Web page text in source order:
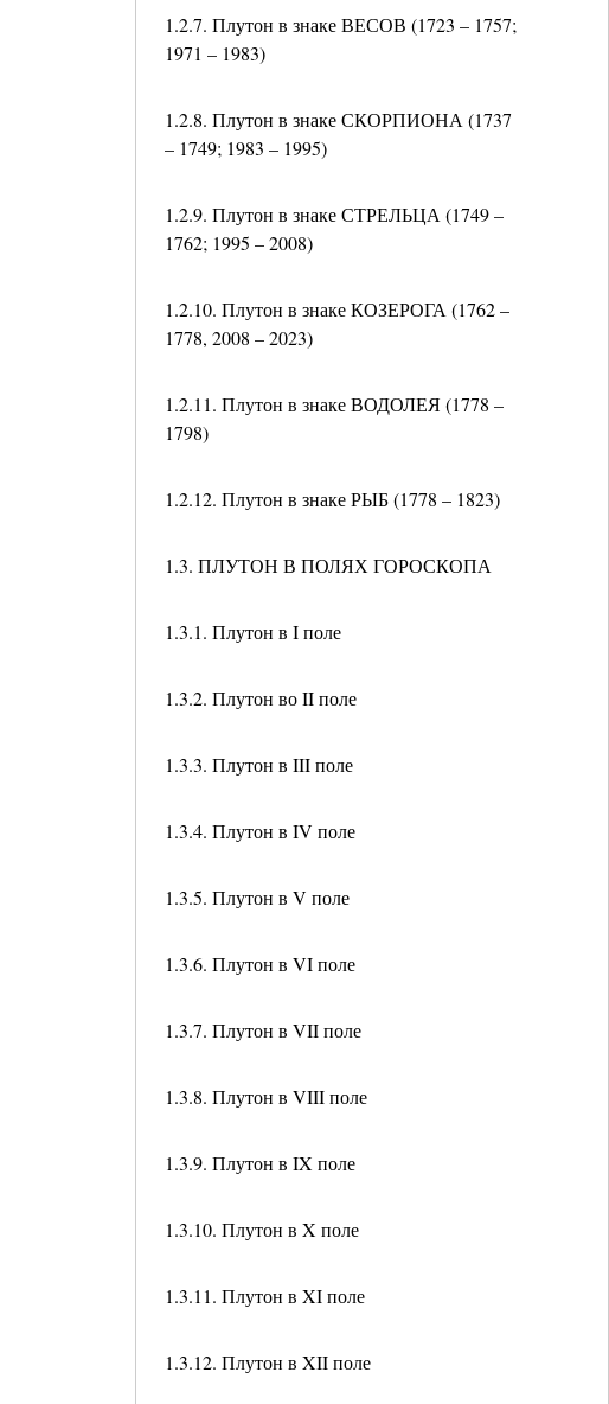
1.2.7. Плутон в знаке ВЕСОВ (1723 – 1757;
1971 – 1983)
1.2.8. Плутон в знаке СКОРПИОНА (1737
– 1749; 1983 – 1995)
1.2.9. Плутон в знаке СТРЕЛЬЦА (1749 –
1762; 1995 – 2008)
1.2.10. Плутон в знаке КОЗЕРОГА (1762 –
1778, 2008 – 2023)
1.2.11. Плутон в знаке ВОДОЛЕЯ (1778 –
1798)
1.2.12. Плутон в знаке РЫБ (1778 – 1823)
1.3. ПЛУТОН В ПОЛЯХ ГОРОСКОПА
1.3.1. Плутон в I поле
1.3.2. Плутон во II поле
1.3.3. Плутон в III поле
1.3.4. Плутон в IV поле
1.3.5. Плутон в V поле
1.3.6. Плутон в VI поле
1.3.7. Плутон в VII поле
1.3.8. Плутон в VIII поле
1.3.9. Плутон в IX поле
1.3.10. Плутон в X поле
1.3.11. Плутон в XI поле
1.3.12. Плутон в XII поле